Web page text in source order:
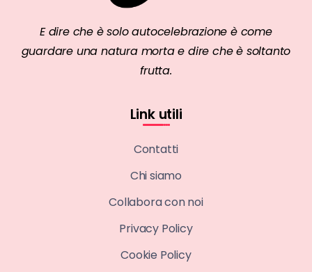
E dire che è solo autocelebrazione è come
guardare una natura morta e dire che è soltanto
frutta.
Link utili
Contatti
Chi siamo
Collabora con noi
Privacy Policy
Cookie Policy